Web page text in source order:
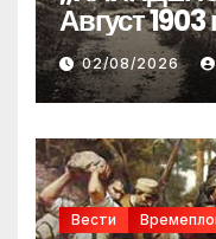
Август 1903
02/08/2026
Вести